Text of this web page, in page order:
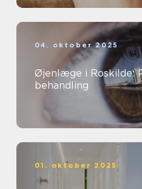
04. oktober 2025
Øjenlæge i Roskilde:
behandling
01. oktober 2025